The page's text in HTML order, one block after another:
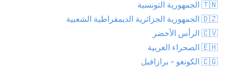
🇹🇳 الجمهورية التونسية
🇩🇿 الجمهورية الجزائرية الديمقراطية الشعبية
🇨🇻 الرأس الأخضر
🇪🇭 الصحراء الغربية
🇨🇬 الكونغو - برازافيل